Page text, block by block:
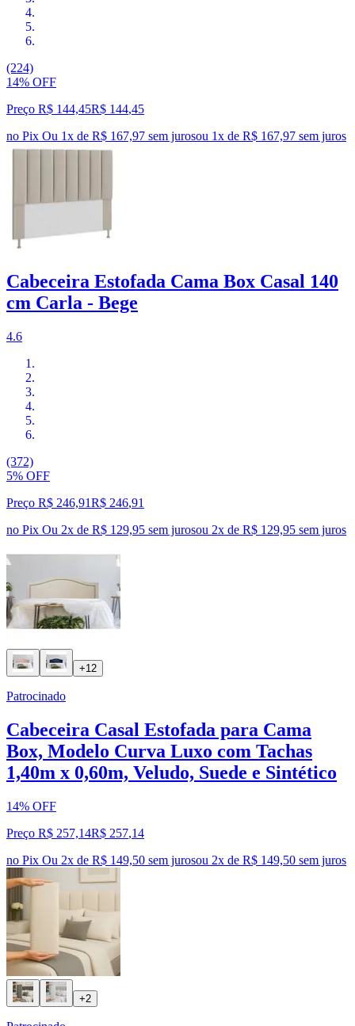
(224)
14% OFF
Preço R$ 144,45R$ 144,45
no Pix Ou 1x de R$ 167,97 sem jurosou 1x de R$ 167,97 sem juros
Cabeceira Estofada Cama Box Casal 140
cm Carla - Bege
4.6
(372)
5% OFF
Preço R$ 246,91R$ 246,91
no Pix Ou 2x de R$ 129,95 sem jurosou 2x de R$ 129,95 sem juros
+12
Patrocinado
Cabeceira Casal Estofada para Cama
Box, Modelo Curva Luxo com Tachas
1,40m x 0,60m, Veludo, Suede e Sintético
14% OFF
Preço R$ 257,14R$ 257,14
no Pix Ou 2x de R$ 149,50 sem jurosou 2x de R$ 149,50 sem juros
+2